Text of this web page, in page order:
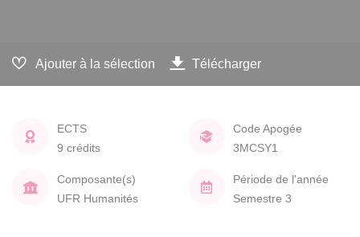
Ajouter à la sélection Télécharger
ECTS
9 crédits
Code Apogée
3MCSY1
Composante(s)
UFR Humanités
Période de l'année
Semestre 3